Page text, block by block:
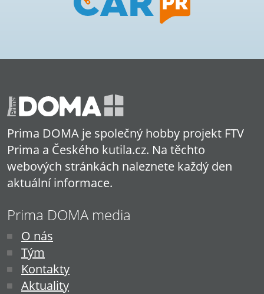
Prima DOMA je společný hobby projekt FTV
Prima a Českého kutila.cz. Na těchto
webových stránkách naleznete každý den
aktuální informace.
Prima DOMA media
O nás
Tým
Kontakty
Aktuality